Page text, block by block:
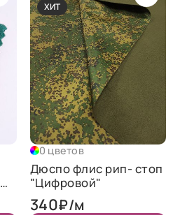
ХИТ
0 цветов
Дюспо флис рип- стоп
"Цифровой"
340₽/м